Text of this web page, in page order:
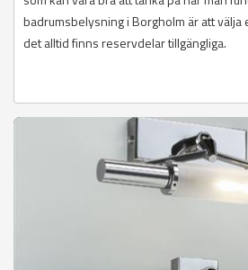
badrumsbelysning i Borgholm är att välja
det alltid finns reservdelar tillgängliga.